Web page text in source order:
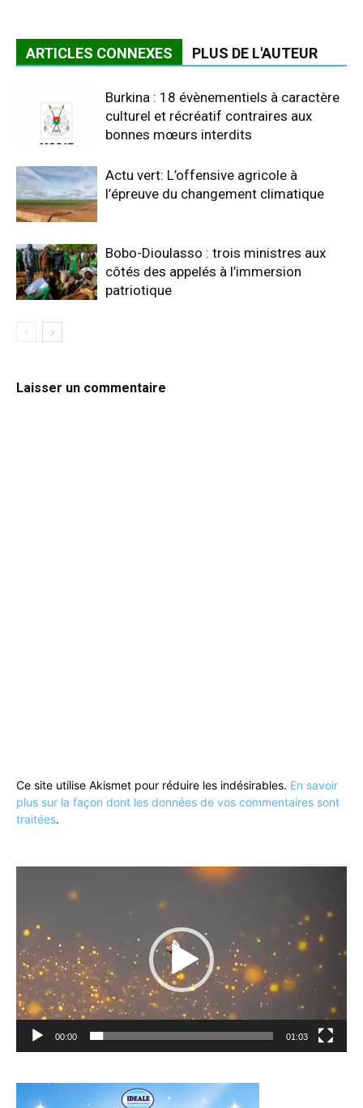
ARTICLES CONNEXES PLUS DE L'AUTEUR
Burkina : 18 évènementiels à caractère
culturel et récréatif contraires aux
bonnes mœurs interdits
Actu vert: L’offensive agricole à
l’épreuve du changement climatique
Bobo-Dioulasso : trois ministres aux
côtés des appelés à l’immersion
patriotique
Laisser un commentaire
Ce site utilise Akismet pour réduire les indésirables. En savoir
plus sur la façon dont les données de vos commentaires sont
traitées.
00:00 01:03